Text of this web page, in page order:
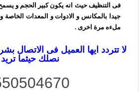
فى التنظيف حيث انه يكون كبير الحجم و يسمح
جيدا بالمكانس و الادوات و المعدات الخاصة
ملءه مرة اخرى .
لا تتردد ايها العميل فى الاتصال
نصلك حيثما